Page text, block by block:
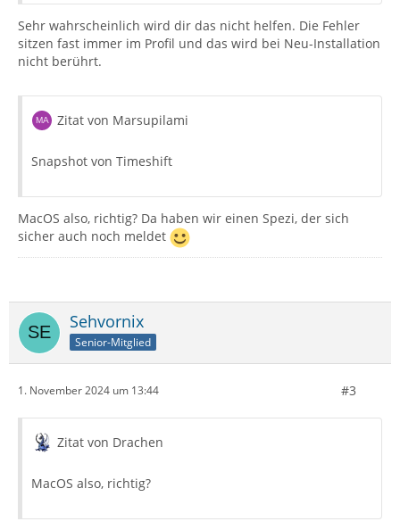
Sehr wahrscheinlich wird dir das nicht helfen. Die Fehler
sitzen fast immer im Profil und das wird bei Neu-Installation
nicht berührt.
Zitat von Marsupilami
Snapshot von Timeshift
MacOS also, richtig? Da haben wir einen Spezi, der sich
sicher auch noch meldet
Sehvornix
Senior-Mitglied
1. November 2024 um 13:44 #3
Zitat von Drachen
MacOS also, richtig?